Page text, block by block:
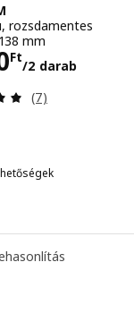
vélemény:
rozsdamentes
mm
Ft
/2 darab2
Vélemény: 5
(7)
KALERUM,